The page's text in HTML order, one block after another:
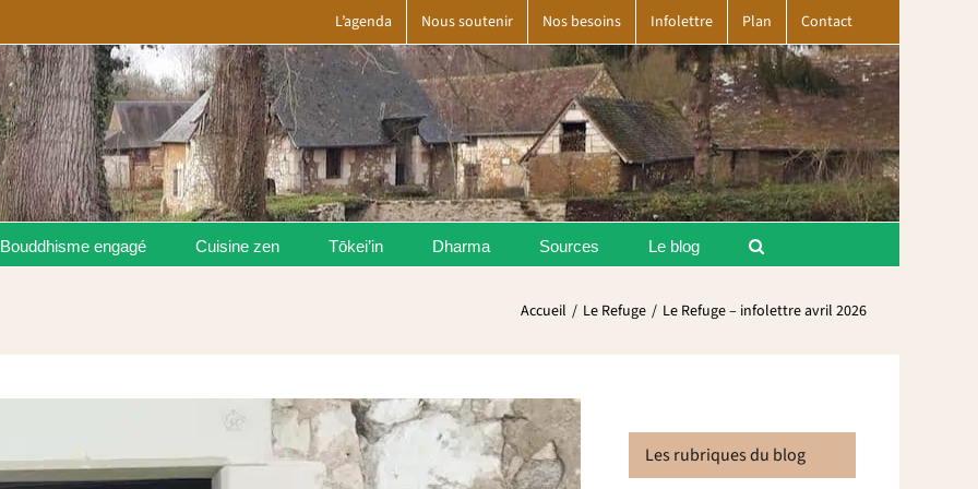
L’agenda Nous soutenir Nos besoins Infolettre Plan Contact
Bouddhisme engagé Cuisine zen Tōkei’in Dharma Sources Le blog
Accueil Le Refuge Le Refuge – infolettre avril 2026
Les rubriques du blog